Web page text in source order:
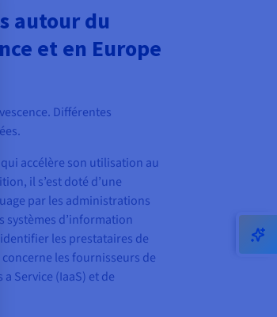
autour du
et en Europe
Différentes
accélère son utilisation au
il s’est doté d’une
par les administrations
systèmes d’information
identifier les prestataires de
les fournisseurs de
Service (IaaS) et de